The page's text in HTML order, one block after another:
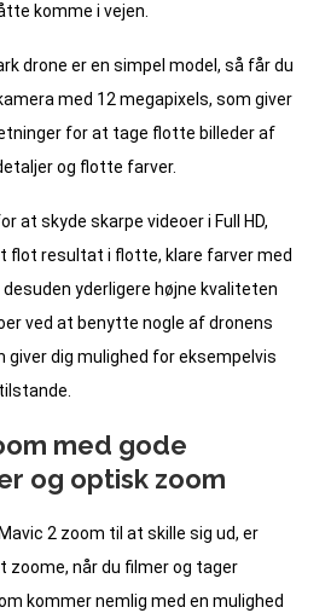
komme i vejen.
drone er en simpel model, så får du
med 12 megapixels, som giver
for at tage flotte billeder af
og flotte farver.
at skyde skarpe videoer i Full HD,
flot resultat i flotte, klare farver med
yderligere højne kvaliteten
ved at benytte nogle af dronens
giver dig mulighed for eksempelvis
med gode
og optisk zoom
2 zoom til at skille sig ud, er
zoome, når du filmer og tager
kommer nemlig med en mulighed